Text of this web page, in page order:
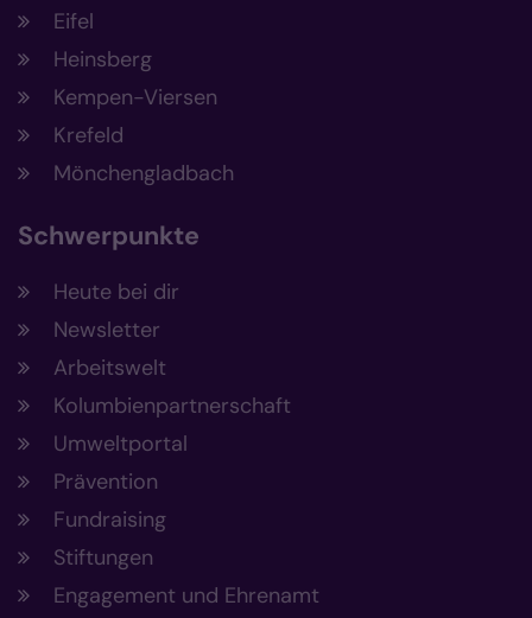
Eifel
Heinsberg
Kempen-Viersen
Krefeld
Mönchengladbach
Schwerpunkte
Heute bei dir
Newsletter
Arbeitswelt
Kolumbienpartnerschaft
Umweltportal
Prävention
Fundraising
Stiftungen
Engagement und Ehrenamt